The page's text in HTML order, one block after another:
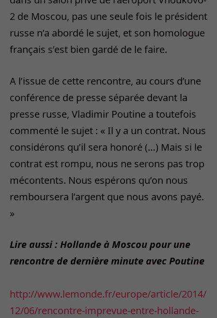
2 de Moscou, pas une seule fois le président
russe n’a abordé le sujet, et son homologue
français s’est bien gardé de le faire.
A l’issue de cette rencontre, au cours d’une
conférence de presse séparée devant la
presse russe, Vladimir Poutine a toutefois
commenté le sujet : « Il y a un contrat. Nous
considérons qu’il sera honoré (…) Mais si le
contrat est rompu, nous ne serons pas trop
mécontents. Nous espérons qu’on nous
remboursera l’argent que nous avons payé.
»
Lire aussi : Hollande à Moscou pour une
rencontre de dernière minute avec Poutine
http://www.lemonde.fr/europe/article/2014/
12/06/rencontre-imprevue-entre-hollande-